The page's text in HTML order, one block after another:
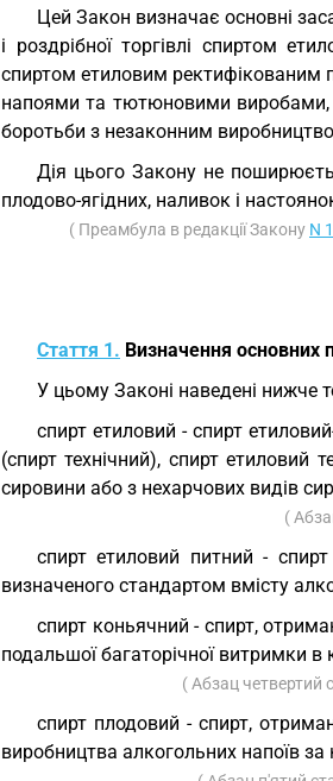
Цей Закон визначає основні
і роздрібної торгівлі спиртом
спиртом етиловим
напоями та тютюновими виробами,
боротьби з незаконним
Дія цього Закону не
плодово-ягідних, наливок і
( Преамбула в редакції Закону N
Стаття 1. Визначення основних
У цьому Законі наведені нижче
спирт етиловий - спирт
(спирт технічний), спирт етиловий
сировини або з нехарчових видів
(
спирт етиловий питний -
визначеного стандартом вмісту
спирт коньячний - спирт,
подальшої багаторічної витримки
( Абзац четвертий
спирт плодовий - спирт,
виробництва алкогольних напоїв